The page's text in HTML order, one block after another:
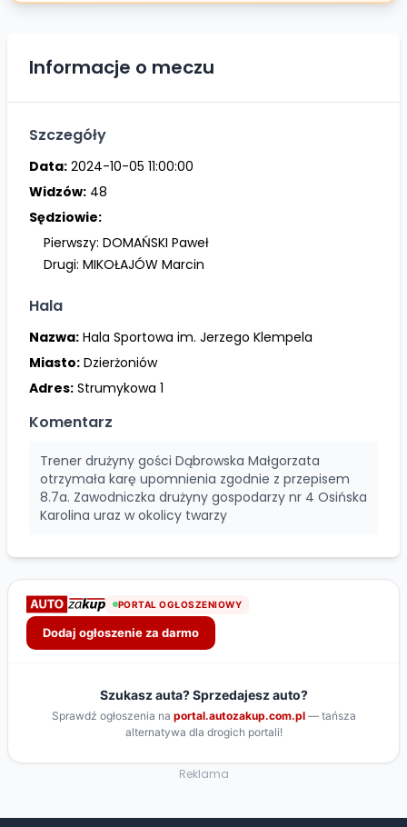
Informacje o meczu
Szczegóły
Data: 2024-10-05 11:00:00
Widzów: 48
Sędziowie:
Pierwszy: DOMAŃSKI Paweł
Drugi: MIKOŁAJÓW Marcin
Hala
Nazwa: Hala Sportowa im. Jerzego Klempela
Miasto: Dzierżoniów
Adres: Strumykowa 1
Komentarz
Trener drużyny gości Dąbrowska Małgorzata
otrzymała karę upomnienia zgodnie z przepisem
8.7a. Zawodniczka drużyny gospodarzy nr 4 Osińska
Karolina uraz w okolicy twarzy
Reklama